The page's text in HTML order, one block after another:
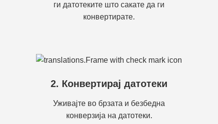
ги датотеките што сакате да ги
конвертирате.
2. Конвертирај датотеки
Уживајте во брзата и безбедна
конверзија на датотеки.